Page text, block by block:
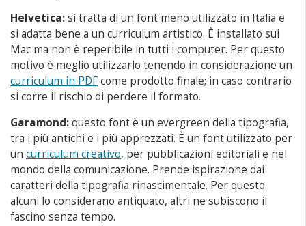
Helvetica:si tratta di un font meno utilizzato in Italia e
si adatta bene a un curriculum artistico. È installato sui
Mac ma non è reperibile in tutti i computer. Per questo
motivo è meglio utilizzarlo tenendo in considerazione un
curriculum in PDFcome prodotto finale; in caso contrario
si corre il rischio di perdere il formato.
Garamond:questo font è un evergreen della tipografia,
tra i più antichi e i più apprezzati. È un font utilizzato per
un curriculum creativo, per pubblicazioni editoriali e nel
mondo della comunicazione. Prende ispirazione dai
caratteri della tipografia rinascimentale. Per questo
alcuni lo considerano antiquato, altri ne subiscono il
fascino senza tempo.